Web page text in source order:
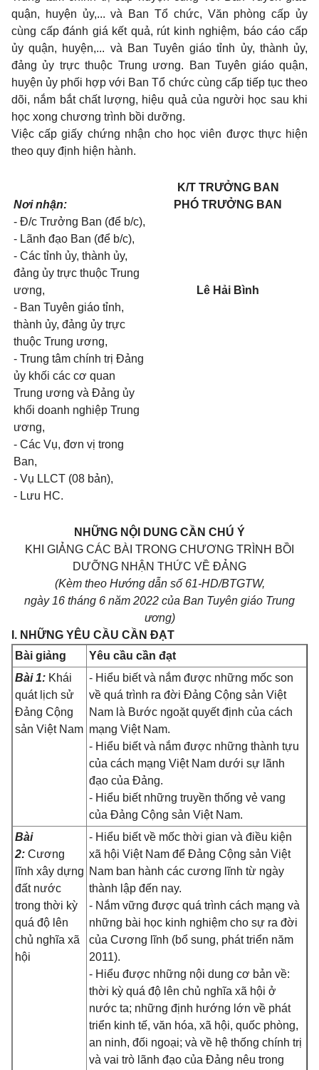
quận, huyện ủy,... và Ban Tổ chức, Văn phòng cấp ủy
cùng cấp đánh giá kết quả, rút kinh nghiệm, báo cáo cấp
ủy quận, huyện,... và Ban Tuyên giáo tỉnh ủy, thành ủy,
đảng ủy trực thuộc Trung ương. Ban Tuyên giáo quận,
huyện ủy phối hợp với Ban Tổ chức cùng cấp tiếp tục theo
dõi, nắm bắt chất lượng, hiệu quả của người học sau khi
học xong chương trình bồi dưỡng.
Việc cấp giấy chứng nhận cho học viên được thực hiện
theo quy định hiện hành.
Nơi nhận:
- Đ/c Trưởng Ban (để b/c),
- Lãnh đạo Ban (để b/c),
- Các tỉnh ủy, thành ủy,
đảng ủy trực thuộc Trung
ương,
- Ban Tuyên giáo tỉnh,
thành ủy, đảng ủy trực
thuộc Trung ương,
- Trung tâm chính trị Đảng
ủy khối các cơ quan
Trung ương và Đảng ủy
khối doanh nghiệp Trung
ương,
- Các Vụ, đơn vị trong
Ban,
- Vụ LLCT (08 bản),
- Lưu HC.
K/T TRƯỞNG BAN
PHÓ TRƯỞNG BAN
Lê Hải Bình
NHỮNG NỘI DUNG CẦN CHÚ Ý
KHI GIẢNG CÁC BÀI TRONG CHƯƠNG TRÌNH BỒI
DƯỠNG NHẬN THỨC VỀ ĐẢNG
(Kèm theo Hướng dẫn số 61-HD/BTGTW,
ngày 16 tháng 6 năm 2022 của Ban Tuyên giáo Trung
ương)
I. NHỮNG YÊU CẦU CẦN ĐẠT
Bài giảng
Yêu cầu cần đạt
Bài 1: Khái
quát lịch sử
Đảng Cộng
sản Việt Nam
- Hiểu biết và nắm được những mốc son
về quá trình ra đời Đảng Cộng sản Việt
Nam là Bước ngoặt quyết định của cách
mạng Việt Nam.
- Hiểu biết và nắm được những thành tựu
của cách mạng Việt Nam dưới sự lãnh
đạo của Đảng.
- Hiểu biết những truyền thống vẻ vang
của Đảng Cộng sản Việt Nam.
Bài
2: Cương
lĩnh xây dựng
đất nước
trong thời kỳ
quá độ lên
chủ nghĩa xã
hội
- Hiểu biết về mốc thời gian và điều kiện
xã hội Việt Nam để Đảng Cộng sản Việt
Nam ban hành các cương lĩnh từ ngày
thành lập đến nay.
- Nắm vững được quá trình cách mạng và
những bài học kinh nghiệm cho sự ra đời
của Cương lĩnh (bổ sung, phát triển năm
2011).
- Hiểu được những nội dung cơ bản về:
thời kỳ quá độ lên chủ nghĩa xã hội ở
nước ta; những định hướng lớn về phát
triển kinh tế, văn hóa, xã hội, quốc phòng,
an ninh, đối ngoại; và về hệ thống chính trị
và vai trò lãnh đạo của Đảng nêu trong